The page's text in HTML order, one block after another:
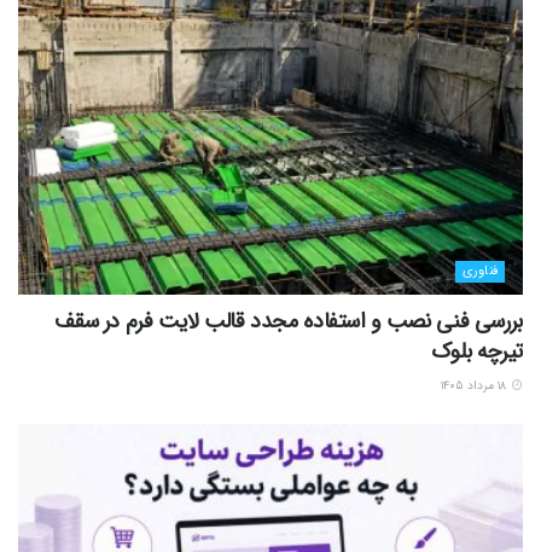
فناوری
بررسی فنی نصب و استفاده مجدد قالب لایت فرم در سقف
تیرچه بلوک